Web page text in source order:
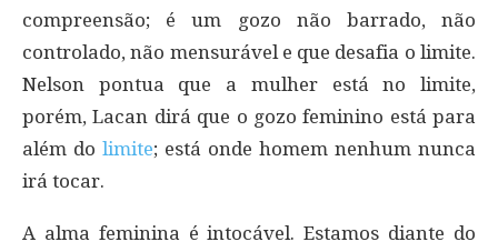
compreensão; é um gozo não barrado, não
controlado, não mensurável e que desafia o limite.
Nelson pontua que a mulher está no limite,
porém, Lacan dirá que o gozo feminino está para
além do limite; está onde homem nenhum nunca
irá tocar.
A alma feminina é intocável. Estamos diante do